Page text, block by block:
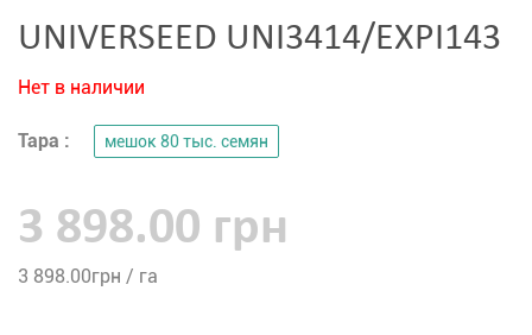
UNIVERSEED UNI3414/EXPI143
Нет в наличии
Тара : мешок 80 тыс. семян
3 898.00 грн
3 898.00грн / га